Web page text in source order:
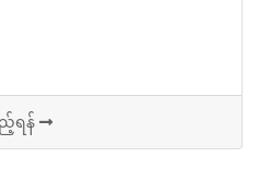
ရန်